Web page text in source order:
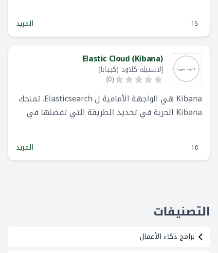
15 المزيد
Elastic Cloud (Kibana)
إلاستيك كلاود (كيبانا)
(
0
)
Kibana هي الواجهة الأمامية ل Elasticsearch. تمنحك
Kibana الحرية في تحديد الطريقة التي تفضلها في
يقودك.
10 المزيد
التصنيفات
برامج ذكاء الأعمال